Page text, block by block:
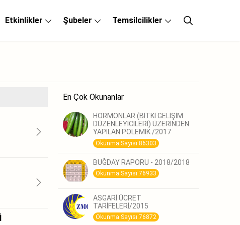
Etkinlikler Şubeler Temsilcilikler
En Çok Okunanlar
HORMONLAR (BİTKİ GELİŞİM
DÜZENLEYİCİLERİ) ÜZERİNDEN
YAPILAN POLEMİK /2017
Okunma Sayısı:86303
BUĞDAY RAPORU - 2018/2018
Okunma Sayısı:76933
ASGARİ ÜCRET
TARİFELERİ/2015
Okunma Sayısı:76872